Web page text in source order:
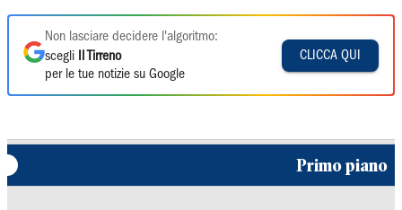
Non lasciare decidere l'algoritmo:
scegli
Il Tirreno
per le tue notizie su Google
CLICCA QUI
Primo piano